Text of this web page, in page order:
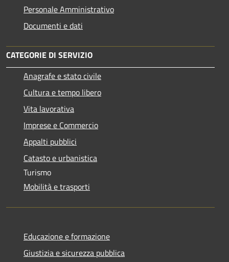
Personale Amministrativo
Documenti e dati
CATEGORIE DI SERVIZIO
Anagrafe e stato civile
Cultura e tempo libero
Vita lavorativa
Imprese e Commercio
Appalti pubblici
Catasto e urbanistica
Turismo
Mobilità e trasporti
Educazione e formazione
Giustizia e sicurezza pubblica